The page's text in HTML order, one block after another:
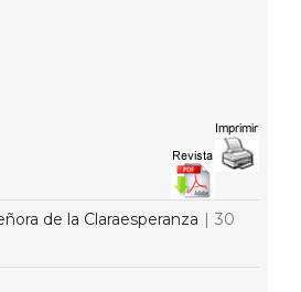
de la Claraesperanza
30